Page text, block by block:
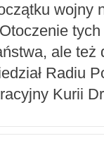
wojny
ale też
Radiu
Kurii